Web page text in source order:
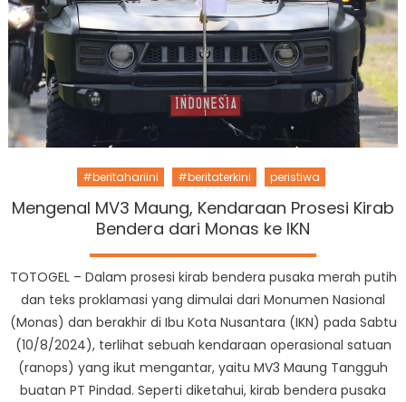
#beritahariini #beritaterkini peristiwa
Mengenal MV3 Maung, Kendaraan Prosesi Kirab
Bendera dari Monas ke IKN
TOTOGEL – Dalam prosesi kirab bendera pusaka merah putih
dan teks proklamasi yang dimulai dari Monumen Nasional
(Monas) dan berakhir di Ibu Kota Nusantara (IKN) pada Sabtu
(10/8/2024), terlihat sebuah kendaraan operasional satuan
(ranops) yang ikut mengantar, yaitu MV3 Maung Tangguh
buatan PT Pindad. Seperti diketahui, kirab bendera pusaka